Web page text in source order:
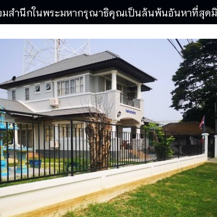
สำนึกในพระมหากรุณาธิคุณเป็นล้นพ้นอันหาที่สุด